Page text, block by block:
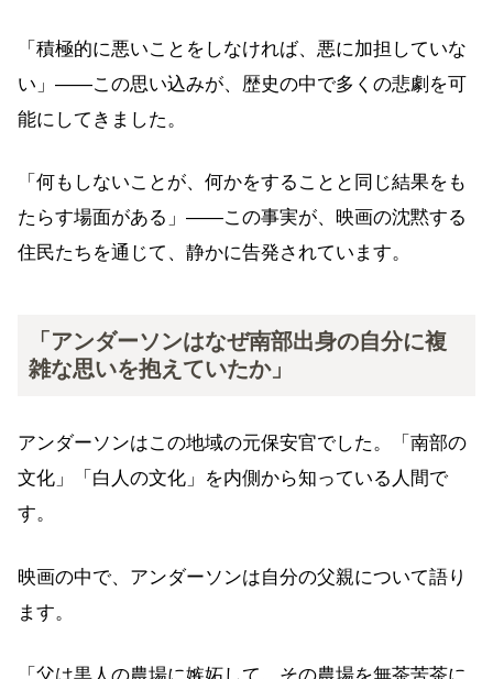
「積極的に悪いことをしなければ、悪に加担していな
い」——この思い込みが、歴史の中で多くの悲劇を可
能にしてきました。
「何もしないことが、何かをすることと同じ結果をも
たらす場面がある」——この事実が、映画の沈黙する
住民たちを通じて、静かに告発されています。
「アンダーソンはなぜ南部出身の自分に複
雑な思いを抱えていたか」
アンダーソンはこの地域の元保安官でした。「南部の
文化」「白人の文化」を内側から知っている人間で
す。
映画の中で、アンダーソンは自分の父親について語り
ます。